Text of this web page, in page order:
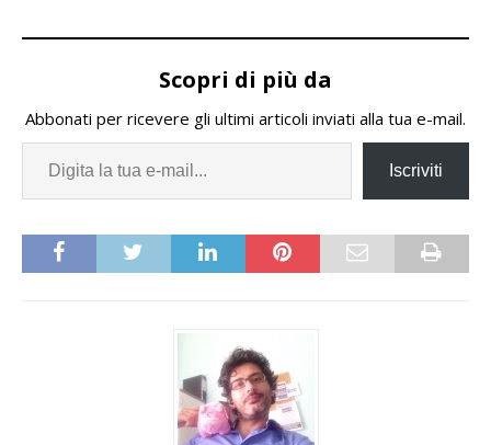
Scopri di più da
Abbonati per ricevere gli ultimi articoli inviati alla tua e-mail.
Iscriviti